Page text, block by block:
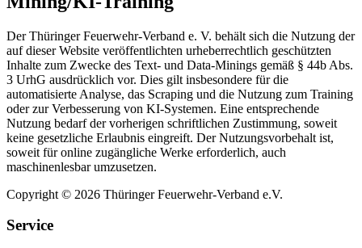
Der Thüringer Feuerwehr-Verband e. V. behält sich die Nutzung der
auf dieser Website veröffentlichten urheberrechtlich geschützten
Inhalte zum Zwecke des Text- und Data-Minings gemäß § 44b Abs.
3 UrhG ausdrücklich vor. Dies gilt insbesondere für die
automatisierte Analyse, das Scraping und die Nutzung zum Training
oder zur Verbesserung von KI-Systemen. Eine entsprechende
Nutzung bedarf der vorherigen schriftlichen Zustimmung, soweit
keine gesetzliche Erlaubnis eingreift. Der Nutzungsvorbehalt ist,
soweit für online zugängliche Werke erforderlich, auch
maschinenlesbar umzusetzen.
Copyright © 2026 Thüringer Feuerwehr-Verband e.V.
Service